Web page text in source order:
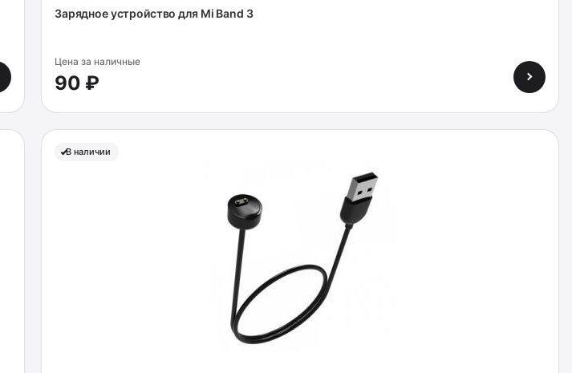
Зарядное устройство для Mi Band 3
Цена за наличные
90 ₽
В наличии